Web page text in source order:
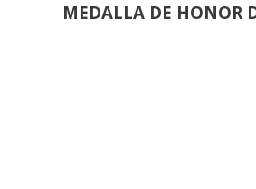
MEDALLA DE HONOR